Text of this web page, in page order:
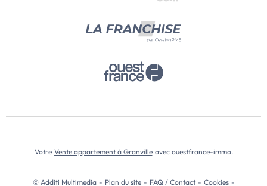
Votre Vente appartement à Granville avec ouestfrance-immo.
© Additi Multimedia - Plan du site - FAQ / Contact - Cookies -